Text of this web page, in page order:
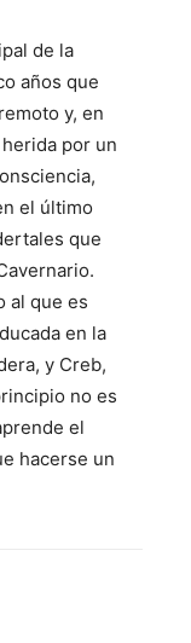
de la
años que
y, en
por un
el último
que
al que es
en la
y Creb,
no es
el
hacerse un